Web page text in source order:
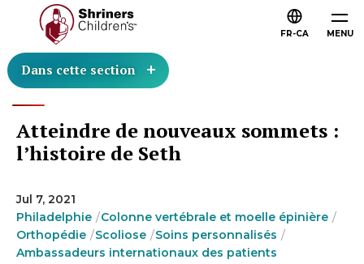
MENU
FR-CA
Dans cette section
Atteindre de nouveaux sommets :
l’histoire de Seth
Jul 7, 2021
Philadelphie
Colonne vertébrale et moelle épinière
Orthopédie
Scoliose
Soins personnalisés
Ambassadeurs internationaux des patients